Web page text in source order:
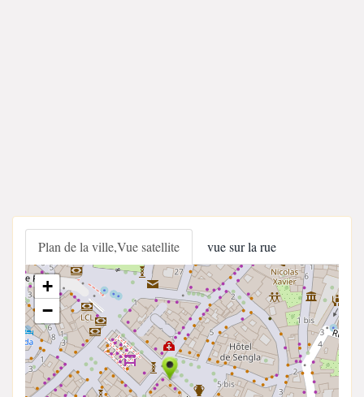
Plan de la ville,Vue satellite vue sur la rue
+
−